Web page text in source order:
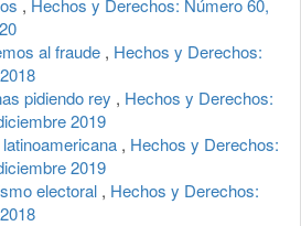
, Hechos y Derechos: Número 60,
al fraude , Hechos y Derechos:
pidiendo rey , Hechos y Derechos:
2019
, Hechos y Derechos:
2019
electoral , Hechos y Derechos: